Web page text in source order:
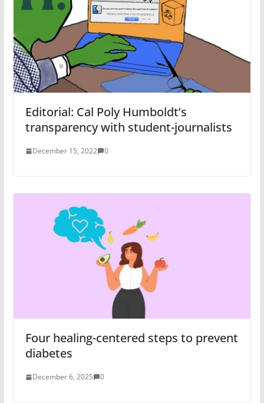
Editorial: Cal Poly Humboldt’s
transparency with student-journalists
December 15, 2022 0
Four healing-centered steps to prevent
diabetes
December 6, 2025 0